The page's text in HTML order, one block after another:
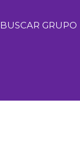
BUSCAR GRUPO